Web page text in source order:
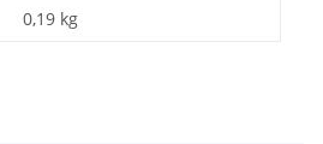
0,19 kg